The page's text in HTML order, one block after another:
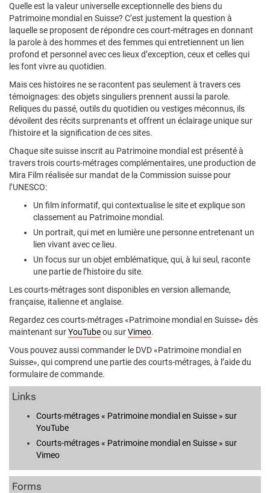
Quelle est la valeur universelle exceptionnelle des biens du
Patrimoine mondial en Suisse? C’est justement la question à
laquelle se proposent de répondre ces court-métrages en donnant
la parole à des hommes et des femmes qui entretiennent un lien
profond et personnel avec ces lieux d’exception, ceux et celles qui
les font vivre au quotidien.
Mais ces histoires ne se racontent pas seulement à travers ces
témoignages: des objets singuliers prennent aussi la parole.
Reliques du passé, outils du quotidien ou vestiges méconnus, ils
dévoilent des récits surprenants et offrent un éclairage unique sur
l’histoire et la signification de ces sites.
Chaque site suisse inscrit au Patrimoine mondial est présenté à
travers trois courts-métrages complémentaires, une production de
Mira Film réalisée sur mandat de la Commission suisse pour
l’UNESCO:
Un film informatif, qui contextualise le site et explique son
classement au Patrimoine mondial.
Un portrait, qui met en lumière une personne entretenant un
lien vivant avec ce lieu.
Un focus sur un objet emblématique, qui, à lui seul, raconte
une partie de l’histoire du site.
Les courts-métrages sont disponibles en version allemande,
française, italienne et anglaise.
Regardez ces courts-métrages «Patrimoine mondial en Suisse» dès
maintenant surYouTubeou surVimeo.
Vous pouvez aussi commander le DVD «Patrimoine mondial en
Suisse», qui comprend une partie des courts-métrages, à l’aide du
formulaire de commande.
Links
Courts-métrages « Patrimoine mondial en Suisse » sur
YouTube
Courts-métrages « Patrimoine mondial en Suisse » sur
Vimeo
Forms